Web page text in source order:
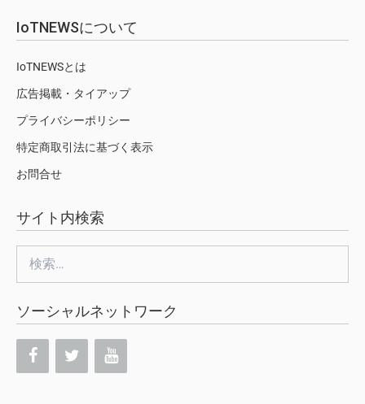
IoTNEWSについて
IoTNEWSとは
広告掲載・タイアップ
プライバシーポリシー
特定商取引法に基づく表示
お問合せ
サイト内検索
索:
ソーシャルネットワーク